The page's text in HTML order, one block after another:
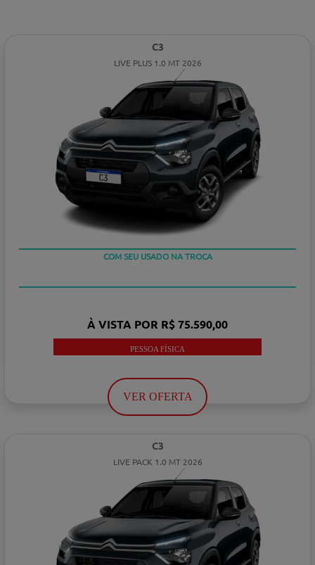
C3
LIVE PLUS 1.0 MT 2026
COM SEU USADO NA TROCA
À VISTA POR R$ 75.590,00
PESSOA FÍSICA
VER OFERTA
C3
LIVE PACK 1.0 MT 2026